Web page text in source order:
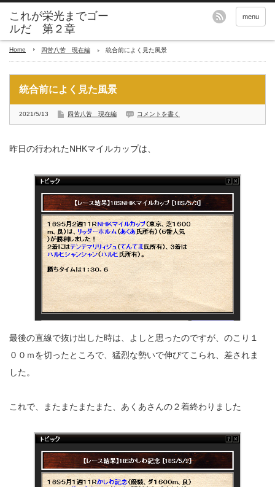
これが栄光までゴー
ルだ 第２章
menu
Home 四苦八苦 現在編 統合前によく見た風景
統合前によく見た風景
2021/5/13 四苦八苦 現在編 コメントを書く
昨日の行われたNHKマイルカップは、
最後の直線で抜け出した時は、よしと思ったのですが、のこり１
００ｍを切ったところで、猛烈な勢いで伸びてこられ、差されま
した。
これで、またまたまたまた、あくあさんの２着終わりました